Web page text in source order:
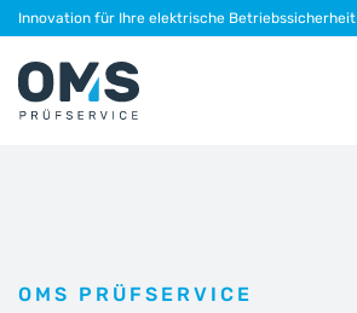
Skip
to
content
Innovation für Ihre elektrische Betriebssicherheit
OMS PRÜFSERVICE